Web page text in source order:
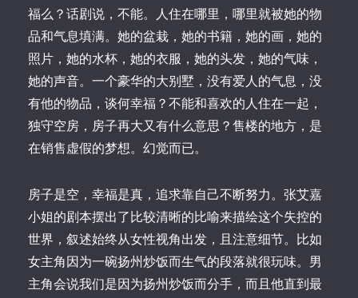
福么？话剧说，不能。人住在哪里，哪里就被她的物
品和气息填满。她的盆栽，她的书籍，她的画，她的
照片，她的水杯，她的衣服，她的头发，她的气味，
她的声音。一个豪华的大别墅，没有爱人的气息，没
有他的物品，谈何幸福？不能和喜欢的人住在一起，
独守空房，房子再大又有什么意思？售楼的地方，是
在销售虚假的梦想。幻觉而已。
房子是空，幸福是真，追求靠自己不断努力。张艾嘉
小姐的剧本摆出了比较清晰的比喻来描绘这个失控的
世界，叙述始终从女性视角出发，且注意细节。比如
女主角因为一碗扬州炒饭而生气的段落就很玩味。男
主角会说我们是因为扬州炒饭而分手，而且他直到最